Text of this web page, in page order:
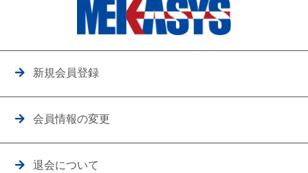
新規会員登録
会員情報の変更
退会について